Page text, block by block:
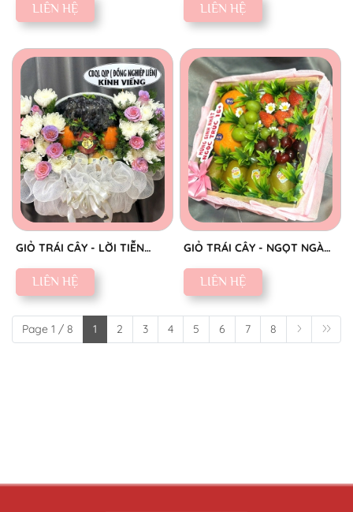
LIÊN HỆ
LIÊN HỆ
GIỎ TRÁI CÂY - LỜI TIỄN
BIỆT SAU
LIÊN HỆ
GIỎ TRÁI CÂY - NGỌT NGÀO
YÊU THƯƠNG
LIÊN HỆ
Page 1 / 8 1 2 3 4 5 6 7 8